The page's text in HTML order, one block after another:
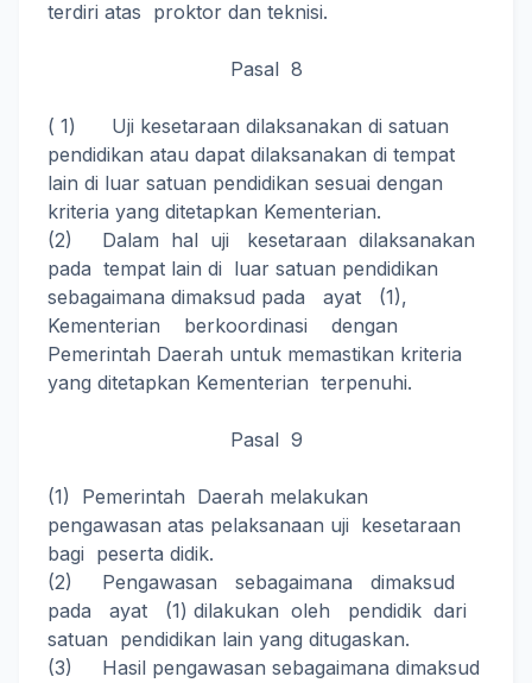
terdiri atas proktor dan teknisi.
Pasal 8
( 1) Uji kesetaraan dilaksanakan di satuan
pendidikan atau dapat dilaksanakan di tempat
lain di luar satuan pendidikan sesuai dengan
kriteria yang ditetapkan Kementerian.
(2) Dalam hal uji kesetaraan dilaksanakan
pada tempat lain di luar satuan pendidikan
sebagaimana dimaksud pada ayat (1),
Kementerian berkoordinasi dengan
Pemerintah Daerah untuk memastikan kriteria
yang ditetapkan Kementerian terpenuhi.
Pasal 9
(1) Pemerintah Daerah melakukan
pengawasan atas pelaksanaan uji kesetaraan
bagi peserta didik.
(2) Pengawasan sebagaimana dimaksud
pada ayat (1) dilakukan oleh pendidik dari
satuan pendidikan lain yang ditugaskan.
(3) Hasil pengawasan sebagaimana dimaksud